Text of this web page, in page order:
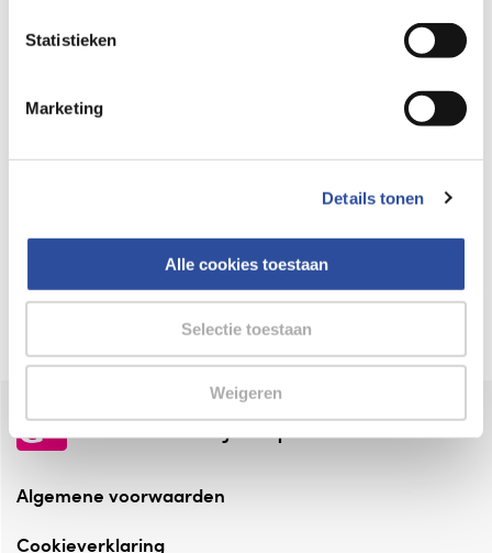
Statistieken
Marketing
Details tonen
Alle cookies toestaan
Selectie toestaan
Weigeren
webshop mag verkopen.
⁠Verantwoorde zorg, ⁠ook online.
Altijd onze folder bij de hand
Check onze folders ⁠bij AlleFolders.
de vriendelijke specialist
Algemene voorwaarden
Cookieverklaring